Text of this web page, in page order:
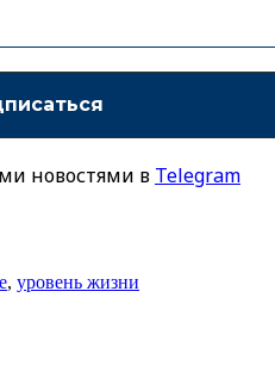
новостями в Telegram
, уровень жизни